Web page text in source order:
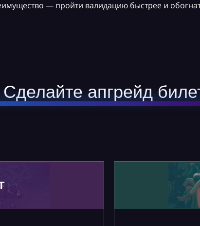
— пройти валидацию быстрее и
Сделайте апгрейд